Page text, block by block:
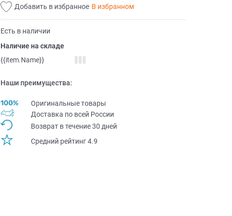
Добавить в избранное В избранном
Есть в наличии
Наличие на складе
{{item.Name}}
Наши преимущества:
Оригинальные товары
Доставка по всей Pоссии
Возврат в течение 30 дней
Средний рейтинг 4.9